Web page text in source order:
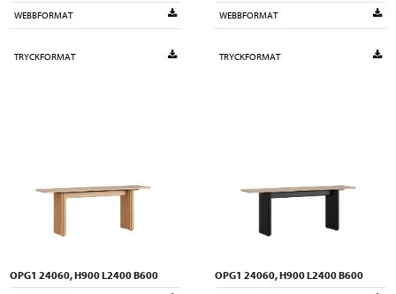
WEBBFORMAT
TRYCKFORMAT
WEBBFORMAT
TRYCKFORMAT
OPG1 24060, H900 L2400 B600 OPG1 24060, H900 L2400 B600